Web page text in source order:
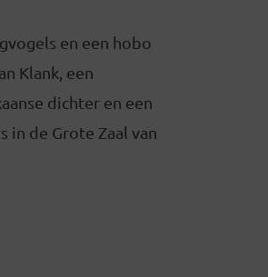
en een hobo
Klank, een
dichter en een
in de Grote Zaal van